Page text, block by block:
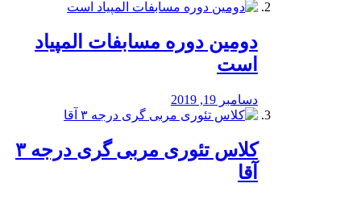
دومین دوره مسابفات المپیاد
است
دسامبر 19, 2019
کلاس تئوری مربی گری درجه ۳
آقا